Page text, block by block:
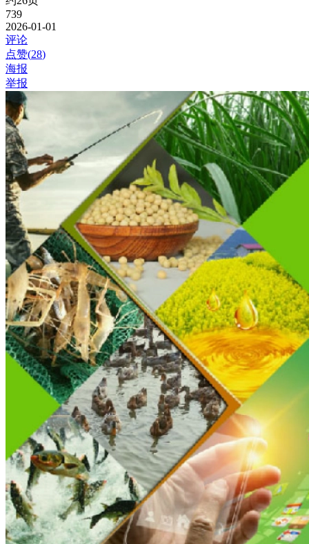
739
2026-01-01
评论
点赞(28)
海报
举报